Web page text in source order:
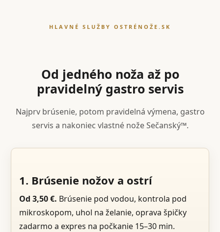
HLAVNÉ SLUŽBY OSTRÉNOŽE.SK
Od jedného noža až po
pravidelný gastro servis
Najprv brúsenie, potom pravidelná výmena, gastro
servis a nakoniec vlastné nože Sečanský™.
1. Brúsenie nožov a ostrí
Od 3,50 €. Brúsenie pod vodou, kontrola pod
mikroskopom, uhol na želanie, oprava špičky
zadarmo a expres na počkanie 15–30 min.